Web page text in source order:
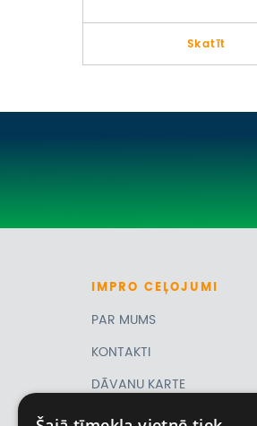
Skatīt
IMPRO CEĻOJUMI
PAR MUMS
KONTAKTI
DĀVANU KARTE
PIRMSLĪGUMA